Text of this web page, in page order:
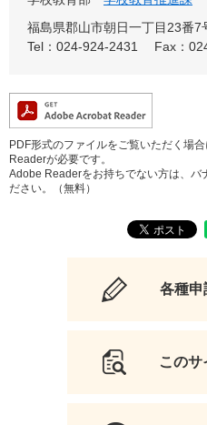
福島県郡山市朝日一丁目23番7
Tel：024-924-2431
Fax：
PDF形式のファイルをご覧いただく場
Readerが必要です。
Adobe Readerをお持ちでない方は、バ
ださい。（無料）
各種申
このサ